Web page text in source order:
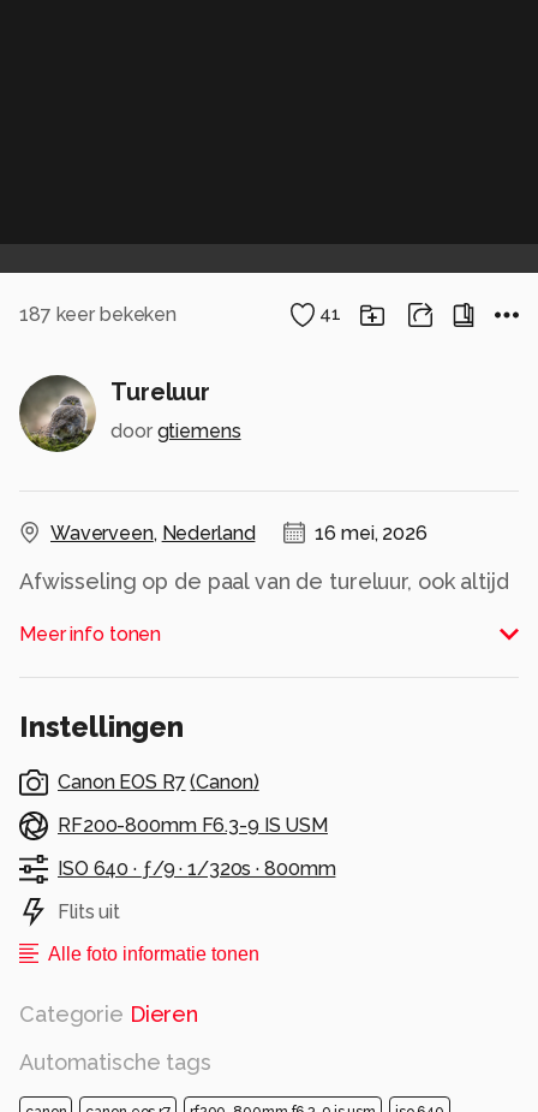
187 keer bekeken 41
Tureluur
door gtiemens
Waverveen, Nederland 16 mei, 2026
Afwisseling op de paal van de tureluur, ook altijd
Meer info tonen
Instellingen
Canon EOS R7 (Canon)
RF200-800mm F6.3-9 IS USM
ISO 640 · ƒ/9 ·1/320s ·800mm
Flits uit
Alle foto informatie tonen
Categorie Dieren
Automatische tags